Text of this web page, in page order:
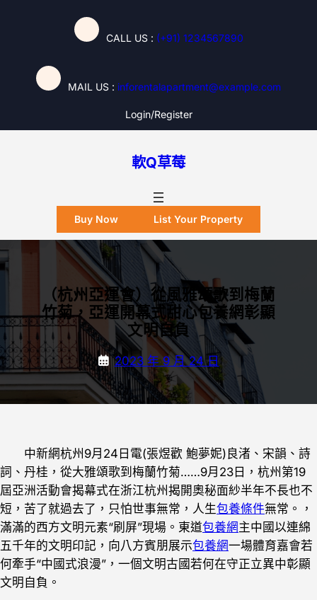
CALL US : (+91) 1234567890
MAIL US : inforentalapartment@example.com
Login/register
軟Q草莓
Buy Now List Your Property
（杭州亞運會）從風雅頌歌到梅蘭
竹菊，亞運開幕式甜心包養網彰顯
文明自負
2023 年 9 月 24 日
中新網杭州9月24日電(張煜歡 鮑夢妮)良渚、宋韻、詩
詞、丹桂，從大雅頌歌到梅蘭竹菊……9月23日，杭州第19
屆亞洲活動會揭幕式在浙江杭州揭開奧秘面紗半年不長也不
短，苦了就過去了，只怕世事無常，人生包養條件無常。，
滿滿的西方文明元素“刷屏”現場。東道包養網主中國以連綿
五千年的文明印記，向八方賓朋展示包養網一場體育嘉會若
何牽手“中國式浪漫”，一個文明古國若何在守正立異中彰顯
文明自負。